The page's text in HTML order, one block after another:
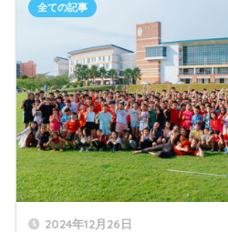
2024年12月26日
全ての記事